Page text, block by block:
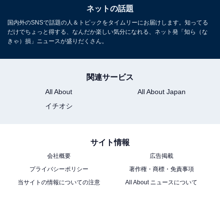
ネットの話題
国内外のSNSで話題の人＆トピックをタイムリーにお届けします。知ってる
だけでちょっと得する、なんだか楽しい気分になれる、ネット発「知ら（な
きゃ）損」ニュースが盛りだくさん。
関連サービス
All About
All About Japan
イチオシ
サイト情報
会社概要
広告掲載
プライバシーポリシー
著作権・商標・免責事項
当サイトの情報についての注意
All About ニュースについて